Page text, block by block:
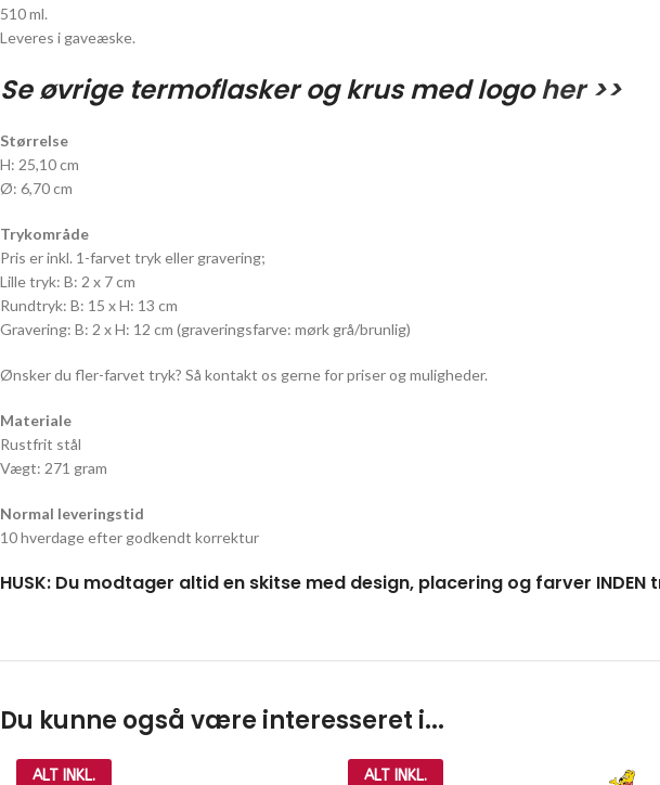
510 ml.
Leveres i gaveæske.
Se øvrige termoflasker og krus med logoher >>
Størrelse
H: 25,10 cm
Ø: 6,70 cm
Trykområde
Pris er inkl. 1-farvet tryk eller gravering;
Lille tryk: B: 2 x 7 cm
Rundtryk: B: 15 x H: 13 cm
Gravering: B: 2 x H: 12 cm (graveringsfarve: mørk grå/brunlig)
Ønsker du fler-farvet tryk? Så kontakt os gerne for priser og muligheder.
Materiale
Rustfrit stål
Vægt: 271 gram
Normal leveringstid
10 hverdage efter godkendt korrektur
HUSK: Du modtager altid en skitse med design, placering og farver INDEN
Du kunne også være interesseret i...
ALT INKL. ALT INKL.